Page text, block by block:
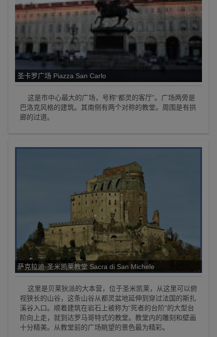
圣卡罗广场 Piazza San Carlo
这是市中心最大的广场，号称“都灵的客厅”。广场两旁是
巴洛克风格的建筑。其南侧有两个对称的教堂。周围是有拱
廊的过道。
萨克拉迪·圣米凯莱教堂 Sacra di San Michele
这里是贝莱狄派的大本营，位于圣米凯莱，从这里可以俯
视狭长的山谷，这条山谷从都灵盆地延伸到穿过法国的斯扎
溪谷入口。顺着建筑在岩石上被称为“死者的台阶”的大型台
阶向上走，就到达罗马哥特式的教堂。教堂内的雕刻和壁画
十分精美。从教堂前的广场眺望的景色最为精彩。